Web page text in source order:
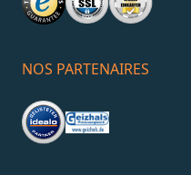
NOS PARTENAIRES